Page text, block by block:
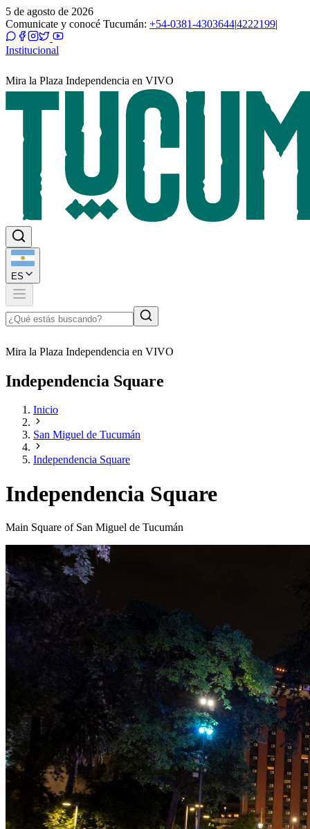
5 de agosto de 2026
Comunicate y conocé Tucumán: +54-0381-4303644|4222199|
Institucional
Mira la Plaza Independencia en VIVO
ES
Mira la Plaza Independencia en VIVO
Independencia Square
Inicio
San Miguel de Tucumán
Independencia Square
Independencia Square
Main Square of San Miguel de Tucumán